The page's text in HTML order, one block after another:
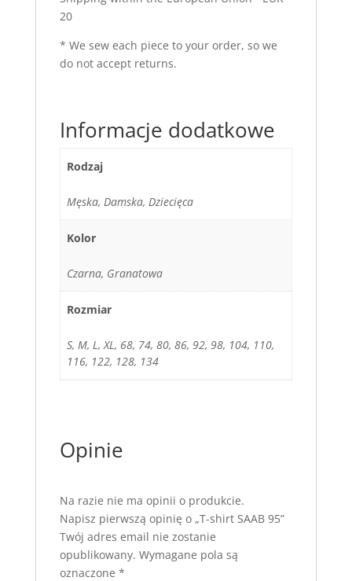
20
* We sew each piece to your order, so we
do not accept returns.
Informacje dodatkowe
Rodzaj
Męska, Damska, Dziecięca
Kolor
Czarna, Granatowa
Rozmiar
S, M, L, XL, 68, 74, 80, 86, 92, 98, 104, 110,
116, 122, 128, 134
Opinie
Na razie nie ma opinii o produkcie.
Napisz pierwszą opinię o „T-shirt SAAB 95”
Twój adres email nie zostanie
opublikowany. Wymagane pola są
oznaczone *